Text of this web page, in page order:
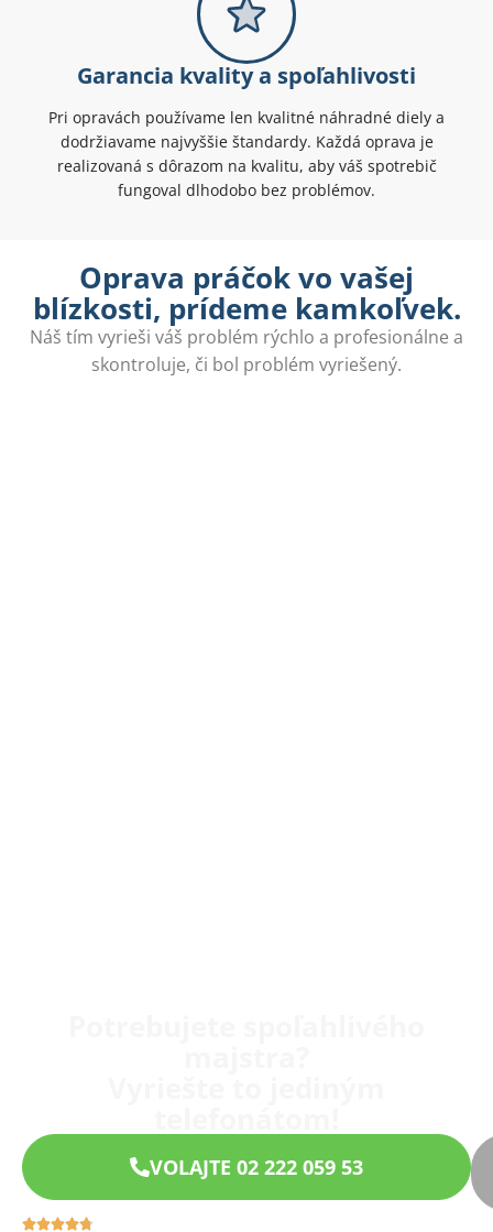
Garancia kvality a spoľahlivosti
Pri opravách používame len kvalitné náhradné diely a
dodržiavame najvyššie štandardy. Každá oprava je
realizovaná s dôrazom na kvalitu, aby váš spotrebič
fungoval dlhodobo bez problémov.
Oprava práčok vo vašej
blízkosti, prídeme kamkoľvek.
Náš tím vyrieši váš problém rýchlo a profesionálne a
skontroluje, či bol problém vyriešený.
VOLAJTE 02 222 059 53